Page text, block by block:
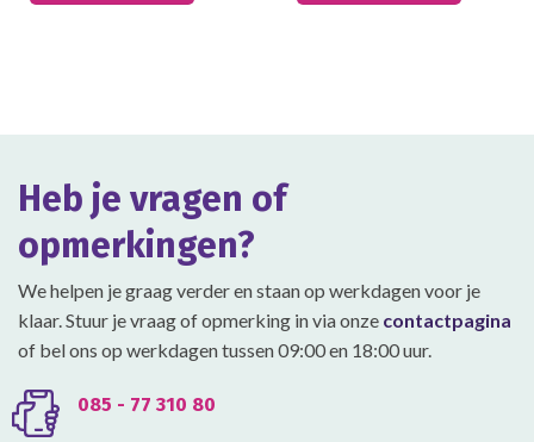
worden
de
Heb je vragen of
opmerkingen?
We helpen je graag verder en staan op werkdagen voor je
klaar. Stuur je vraag of opmerking in via onze contactpagina
of bel ons op werkdagen tussen 09:00 en 18:00 uur.
085 - 77 310 80